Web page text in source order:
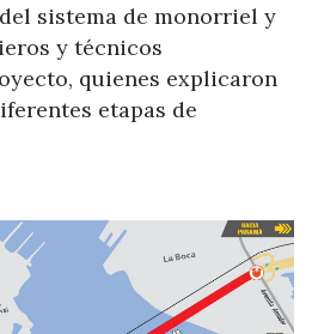
sistema de monorriel y
y técnicos
quienes explicaron
etapas de